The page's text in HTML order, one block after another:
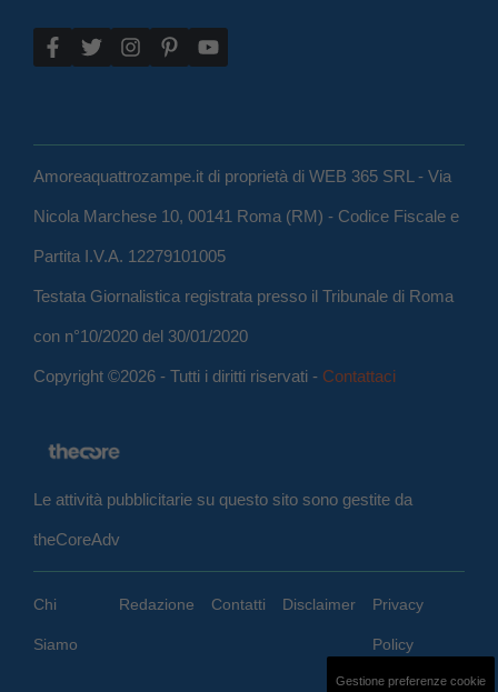
Amoreaquattrozampe.it di proprietà di WEB 365 SRL - Via
Nicola Marchese 10, 00141 Roma (RM) - Codice Fiscale e
Partita I.V.A. 12279101005
Testata Giornalistica registrata presso il Tribunale di Roma
con n°10/2020 del 30/01/2020
Copyright ©2026 - Tutti i diritti riservati - Contattaci
Le attività pubblicitarie su questo sito sono gestite da
theCoreAdv
Chi
Siamo
Redazione Contatti Disclaimer Privacy
Policy
Gestione preferenze cookie